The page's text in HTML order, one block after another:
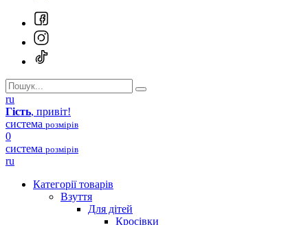
ru
Гість, привіт!
система розмірів
0
система розмірів
ru
Категорії товарів
Взуття
Для дітей
Кросівки